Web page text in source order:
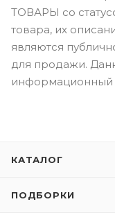
ТОВАРЫ со
товара, их
являются
для продажи.
информационный
КАТАЛОГ
ПОДБОРКИ